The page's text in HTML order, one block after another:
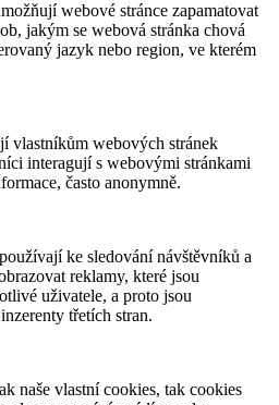
webové stránce zapamatovat
jakým se webová stránka chová
jazyk nebo region, ve kterém
vlastníkům webových stránek
interagují s webovými stránkami
často anonymně.
ke sledování návštěvníků a
reklamy, které jsou
uživatele, a proto jsou
třetích stran.
naše vlastní cookies, tak cookies